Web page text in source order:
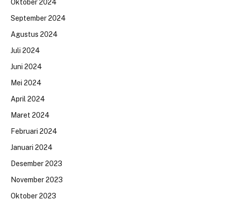
Oktober 2024
September 2024
Agustus 2024
Juli 2024
Juni 2024
Mei 2024
April 2024
Maret 2024
Februari 2024
Januari 2024
Desember 2023
November 2023
Oktober 2023